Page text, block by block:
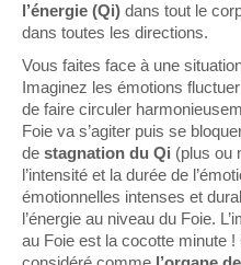
l’énergie (Qi) dans tout le
dans toutes les directions.
Vous faites face à une
Imaginez les émotions
de faire circuler
Foie va s’agiter puis se
de stagnation du Qi (plus ou
l’intensité et la durée de
émotionnelles intenses et
l’énergie au niveau du Foie.
au Foie est la cocotte minute !